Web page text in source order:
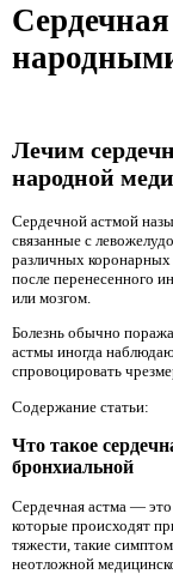
Лечим
народной
Сердечной астмой
связанные с
различных коронарных
после перенесенного
или мозгом.
Болезнь обычно
астмы иногда
спровоцировать
Содержание статьи:
Что такое
бронхиальной
Сердечная астма —
которые происходят
тяжести, такие
неотложной